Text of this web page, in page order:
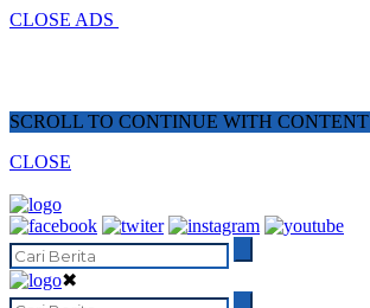
CLOSE ADS
SCROLL TO CONTINUE WITH CONTENT
CLOSE
✖